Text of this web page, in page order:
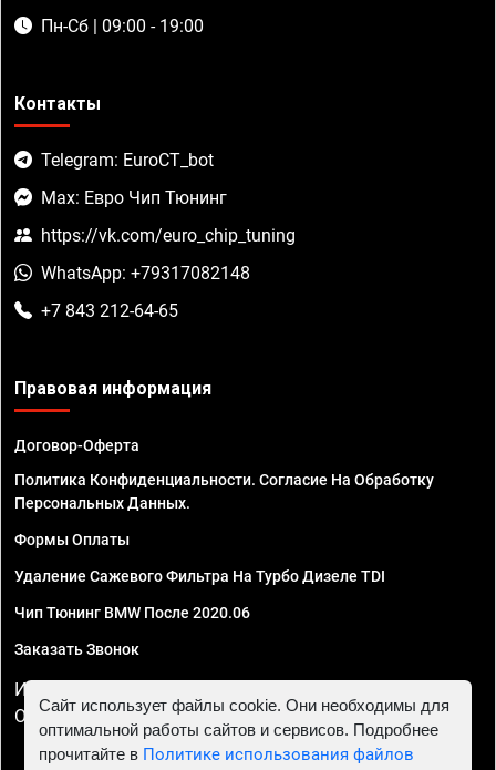
Пн-Сб | 09:00 - 19:00
Контакты
Telegram: EuroCT_bot
Max: Евро Чип Тюнинг
https://vk.com/euro_chip_tuning
WhatsApp: +79317082148
+7 843 212-64-65
Правовая информация
Договор-Оферта
Политика Конфиденциальности. Согласие На Обработку
Персональных Данных.
Формы Оплаты
Удаление Сажевого Фильтра На Турбо Дизеле TDI
Чип Тюнинг BMW После 2020.06
Заказать Звонок
ИП Смирнов Георгий Павлович. ИНН 781302555843,
ОГРНИП 324470400032610
Сайт использует файлы cookie. Они необходимы для
оптимальной работы сайтов и сервисов. Подробнее
прочитайте в Политике использования файлов